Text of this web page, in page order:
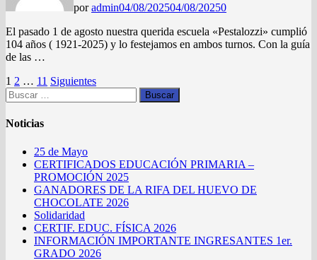
poradmin04/08/202504/08/20250
El pasado 1 de agosto nuestra querida escuela «Pestalozzi» cumplió
104 años ( 1921-2025) y lo festejamos en ambos turnos. Con la guía
de las …
Paginación
de
entradas
1 2 … 11 Siguientes
Buscar:
Noticias
25 de Mayo
CERTIFICADOS EDUCACIÓN PRIMARIA –
PROMOCIÓN 2025
GANADORES DE LA RIFA DEL HUEVO DE
CHOCOLATE 2026
Solidaridad
CERTIF. EDUC. FÍSICA 2026
INFORMACIÓN IMPORTANTE INGRESANTES 1er.
GRADO 2026